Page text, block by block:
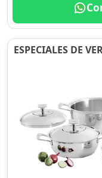
ESPECIALES DE